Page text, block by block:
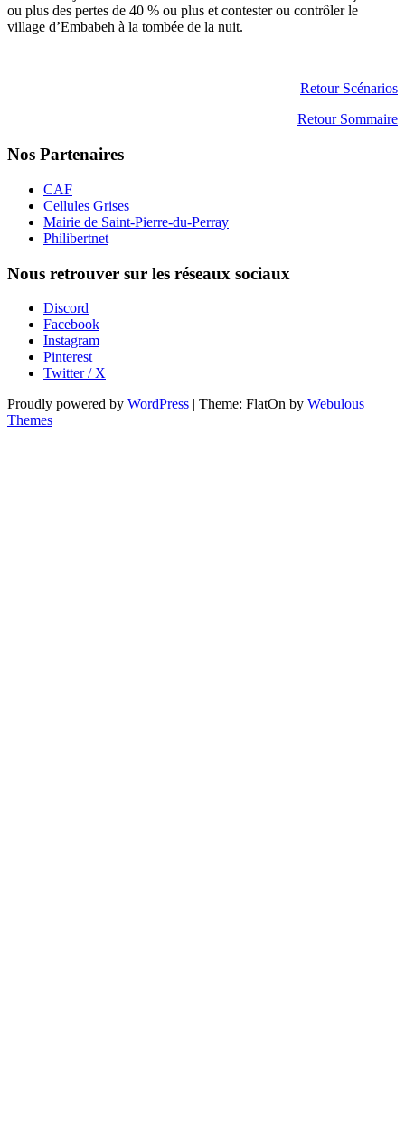
ou plus des pertes de 40 % ou plus et contester ou contrôler le
village d’Embabeh à la tombée de la nuit.
Retour Scénarios
Retour Sommaire
Nos Partenaires
CAF
Cellules Grises
Mairie de Saint-Pierre-du-Perray
Philibertnet
Nous retrouver sur les réseaux sociaux
Discord
Facebook
Instagram
Pinterest
Twitter / X
Proudly powered by WordPress | Theme: FlatOn by Webulous
Themes